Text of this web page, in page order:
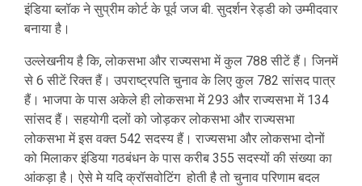
इंडिया ब्लॉक ने सुप्रीम कोर्ट के पूर्व जज बी. सुदर्शन रेड्डी को उम्मीदवार
बनाया है।
उल्लेखनीय है कि, लोकसभा और राज्यसभा में कुल 788 सीटें हैं। जिनमें
से 6 सीटें रिक्त हैं। उपराष्ट्रपति चुनाव के लिए कुल 782 सांसद पात्र
हैं। भाजपा के पास अकेले ही लोकसभा में 293 और राज्यसभा में 134
सांसद हैं। सहयोगी दलों को जोड़कर लोकसभा और राज्यसभा
लोकसभा में इस वक्त 542 सदस्य हैं। राज्यसभा और लोकसभा दोनों
को मिलाकर इंडिया गठबंधन के पास करीब 355 सदस्यों की संख्या का
आंकड़ा है। ऐसे मे यदि क्रॉसवोटिंग होती है तो चुनाव परिणाम बदल